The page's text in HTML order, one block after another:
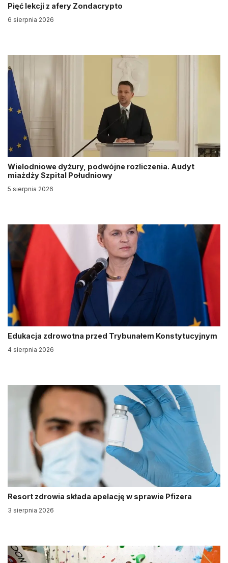
Pięć lekcji z afery Zondacrypto
6 sierpnia 2026
Wielodniowe dyżury, podwójne rozliczenia. Audyt
miażdży Szpital Południowy
5 sierpnia 2026
Edukacja zdrowotna przed Trybunałem Konstytucyjnym
4 sierpnia 2026
Resort zdrowia składa apelację w sprawie Pfizera
3 sierpnia 2026